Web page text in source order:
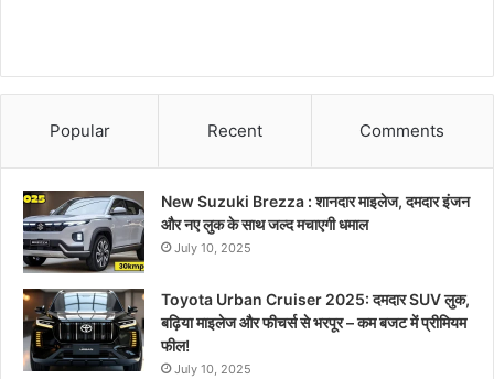
Popular Recent Comments
New Suzuki Brezza : शानदार माइलेज, दमदार इंजन
और नए लुक के साथ जल्द मचाएगी धमाल
July 10, 2025
Toyota Urban Cruiser 2025: दमदार SUV लुक,
बढ़िया माइलेज और फीचर्स से भरपूर – कम बजट में प्रीमियम
फील!
July 10, 2025